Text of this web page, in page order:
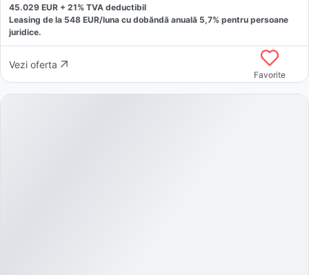
45.029 EUR + 21% TVA deductibil
Leasing de la 548 EUR/luna cu dobăndă anuală 5,7% pentru persoane
juridice.
Vezi oferta
Favorite